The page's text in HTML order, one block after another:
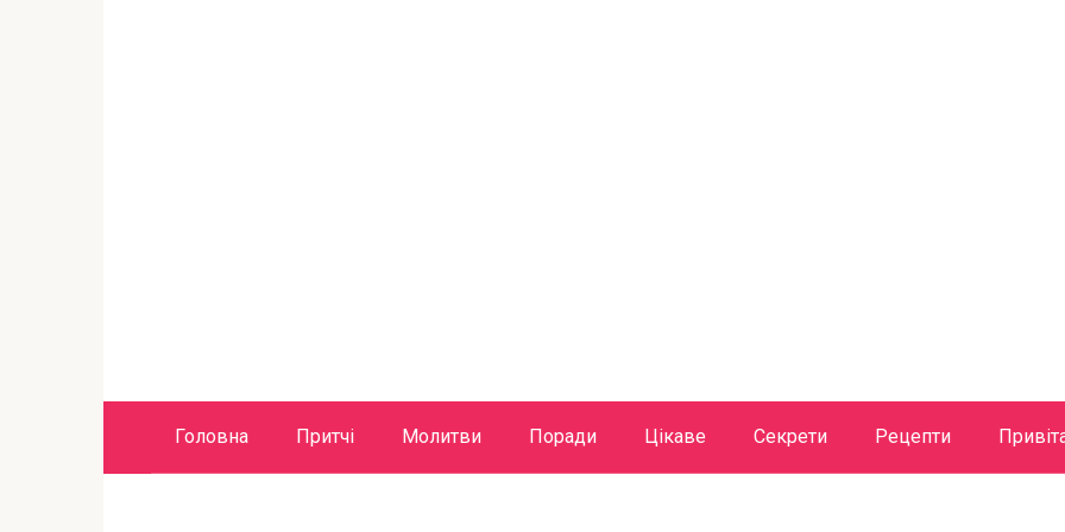
Головна Притчі Молитви Поради Цікаве Секрети Рецепти